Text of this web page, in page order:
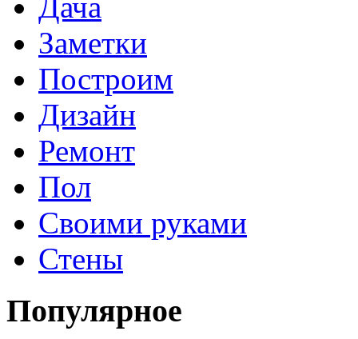
Заметки
Построим
Дизайн
Ремонт
Пол
Своими руками
Стены
Популярное